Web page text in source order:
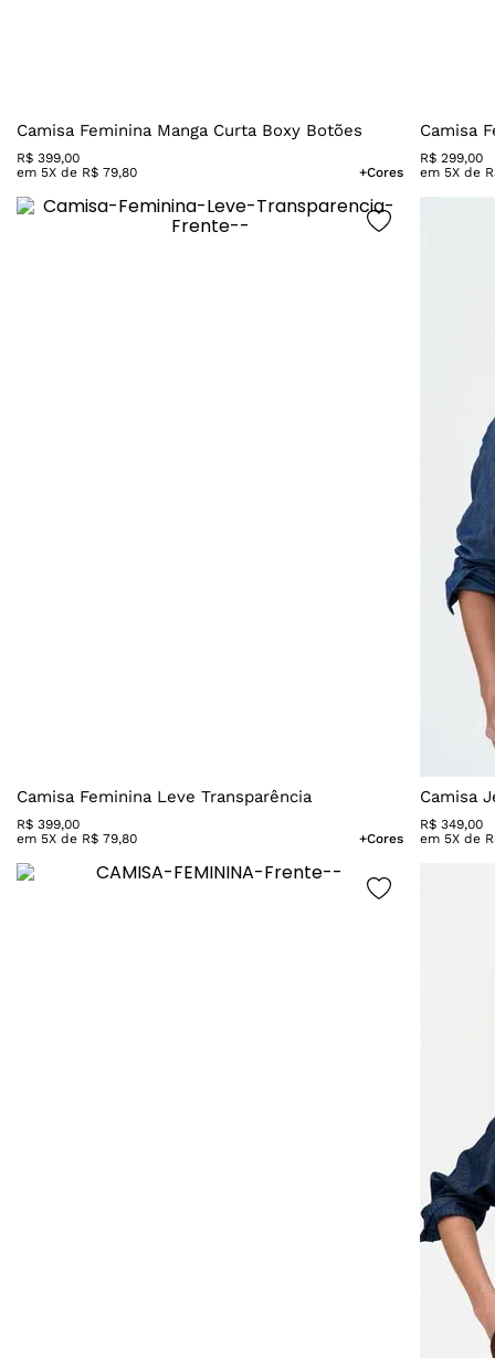
Camisa Feminina Manga Curta Boxy Botões
R$ 399,00
em 5X de R$ 79,80 +Cores
Camisa
R$ 299,00
em 5X de
Camisa Feminina Leve Transparência
R$ 399,00
em 5X de R$ 79,80 +Cores
Camisa
R$ 349,00
em 5X de